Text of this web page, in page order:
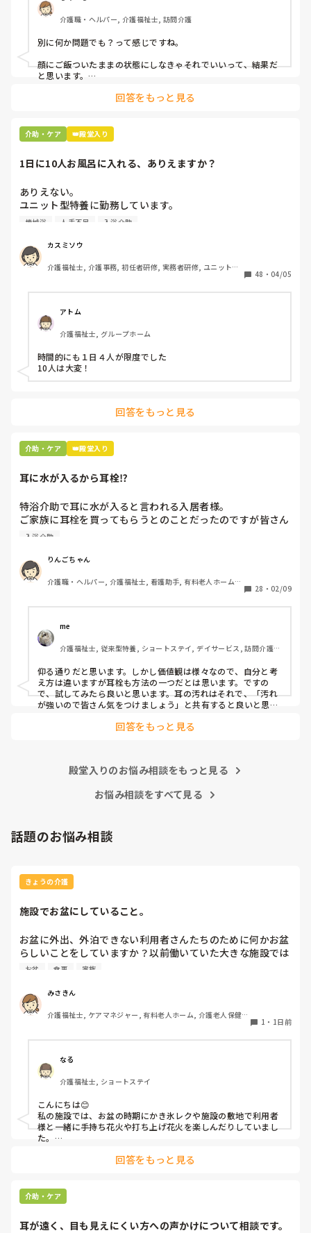
介護職・ヘルパー, 介護福祉士, 訪問介護
別に何か問題でも？って感じですね。
顔にご飯ついたままの状態にしなきゃそれでいいって、結果だ
と思います。
私お風呂専属でバイトしてるんですけど、お風呂の時に顔にカ
あーやってくれなかったんだなって。スプーンでぬぐったりそ
んなことすら、やらないのかね、酷いスタッフとか思いなが
回答をもっと見る
介助・ケア 👑殿堂入り
1日に10人お風呂に入れる、ありえますか？
ありえない。
ユニット型特養に勤務しています。
人手不足で入浴のない日があるため、今度1日に10人入れて
午前中に5人、午後から1人助っ人つけるので5人入れて下さ
いとのことです。
ここはほぼ全員寝たきりの方ですよ。ありえますか？
機械浴 人手不足 入浴介助
カスミソウ
介護福祉士, 介護事務, 初任者研修, 実務者研修, ユニット型
48 ・ 04/05
アトム
介護福祉士, グループホーム
時間的にも１日４人が限度でした
10人は大変！
回答をもっと見る
介助・ケア 👑殿堂入り
耳に水が入るから耳栓⁉︎
特浴介助で耳に水が入ると言われる入居者様。
ご家族に耳栓を買ってもらうとのことだったのですが皆さん
どう思われますか？
思ったのですがパートなためあまり強く言えず…
また洗髪後どうやら耳を拭いてない様子。あとから耳を拭い
て欲しいと言われて拭くととても汚いのですが、耳栓よりも
耳栓の管理も大変だと思いますし（衛生的に消毒なども必要
かと）、皆さんどう思われますか？
入浴介助
りんごちゃん
介護職・ヘルパー, 介護福祉士, 看護助手, 有料老人ホーム,
28 ・ 02/09
me
介護福祉士, 従来型特養, ショートステイ, デイサービス, 訪問介護,
仰る通りだと思います。しかし価値観は様々なので、自分と考
え方は違いますが耳栓も方法の一つだとは思います。ですの
で、試してみたら良いと思います。耳の汚れはそれで、「汚れ
が強いので皆さん気をつけましょう」と共有すると良いと思い
回答をもっと見る
殿堂入りのお悩み相談をもっと見る
お悩み相談をすべて見る
話題のお悩み相談
きょうの介護
施設でお盆にしていること。
お盆に外出、外泊できない利用者さんたちのために何かお盆
らしいことをしていますか？以前働いていた大きな施設では
実際に住職さんを呼びご焼香できるようにそれ用のスペース
族が面会に来る…などでした。お盆まであと少しです。何か
していることがあればぜひシェアよろしくお願いします。
お盆 食事 家族
みさきん
介護福祉士, ケアマネジャー, 有料老人ホーム, 介護老人保健施
1 ・ 1日前
なる
介護福祉士, ショートステイ
こんにちは😊
私の施設では、お盆の時期にかき氷レクや施設の敷地で利用者
様と一緒に手持ち花火や打ち上げ花火を楽しんだりしていまし
た。
利用者様にとっても良い経験にもなりますね！
回答をもっと見る
介助・ケア
耳が遠く、目も見えにくい方への声かけについて相談です。